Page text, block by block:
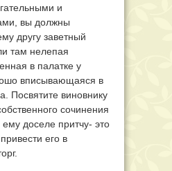
и
вы должны
другу заветный
там нелепая
в палатке у
вписывающаяся в
Посвятите виновнику
сочинения
доселе притчу- это
его в